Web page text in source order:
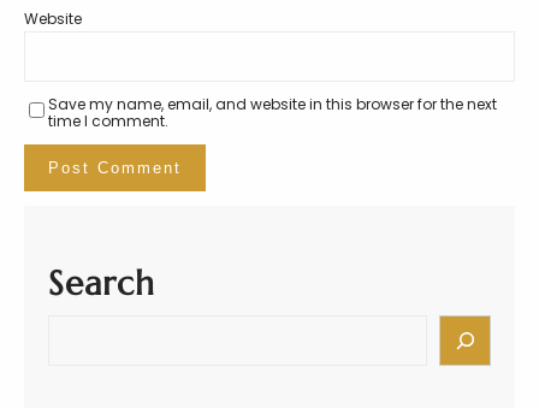
Website
Save my name, email, and website in this browser for the next
time I comment.
Search